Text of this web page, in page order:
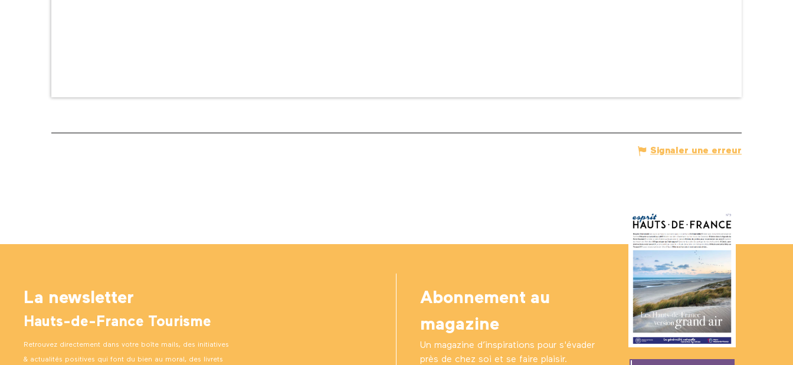
Signaler une erreur
La newsletter
Hauts-de-France Tourisme
Retrouvez directement dans votre boîte mails, des initiatives
& actualités positives qui font du bien au moral, des livrets
Abonnement au
magazine
Un magazine d’inspirations pour s'évader
près de chez soi et se faire plaisir.